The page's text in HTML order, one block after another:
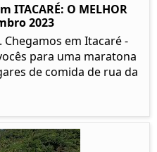
ITACARÉ: O MELHOR
2023
Chegamos em Itacaré -
para uma maratona
de comida de rua da